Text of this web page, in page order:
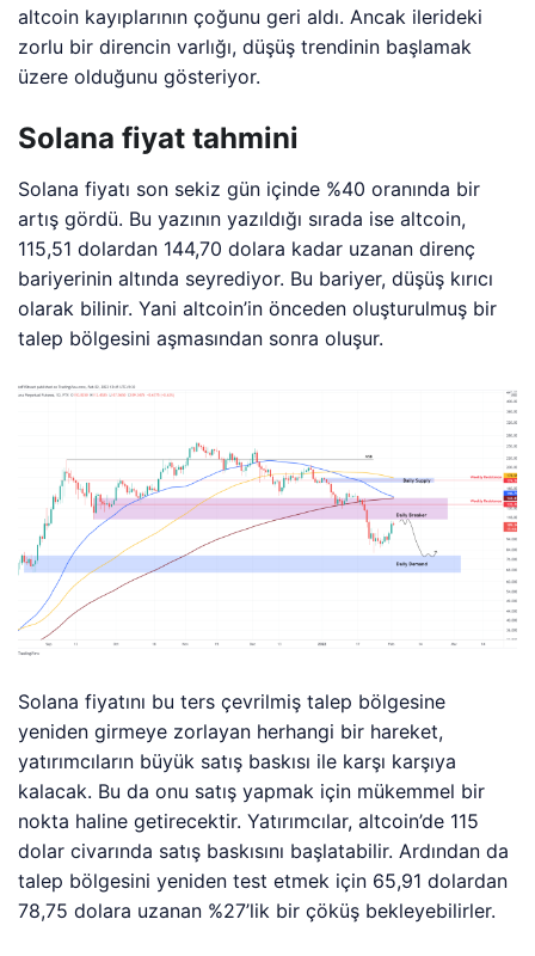
altcoin kayıplarının çoğunu geri aldı. Ancak ilerideki
zorlu bir direncin varlığı, düşüş trendinin başlamak
üzere olduğunu gösteriyor.
Solana fiyat tahmini
Solana fiyatı son sekiz gün içinde %40 oranında bir
artış gördü. Bu yazının yazıldığı sırada ise altcoin,
115,51 dolardan 144,70 dolara kadar uzanan direnç
bariyerinin altında seyrediyor. Bu bariyer, düşüş kırıcı
olarak bilinir. Yani altcoin’in önceden oluşturulmuş bir
talep bölgesini aşmasından sonra oluşur.
Solana fiyatını bu ters çevrilmiş talep bölgesine
yeniden girmeye zorlayan herhangi bir hareket,
yatırımcıların büyük satış baskısı ile karşı karşıya
kalacak. Bu da onu satış yapmak için mükemmel bir
nokta haline getirecektir. Yatırımcılar, altcoin’de 115
dolar civarında satış baskısını başlatabilir. Ardından da
talep bölgesini yeniden test etmek için 65,91 dolardan
78,75 dolara uzanan %27’lik bir çöküş bekleyebilirler.